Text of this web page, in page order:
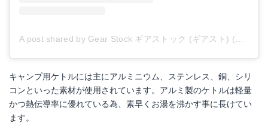
A post shared by Gear Stock ギアストック (ギアスト) (@__gearstock__)
キャンプ用ケトルには主にアルミニウム、ステンレス、銅、シリ
コンといった素材が使用されています。アルミ製のケトルは軽量
かつ熱伝導率に優れている為、素早くお湯を沸かす事に長けてい
ます。